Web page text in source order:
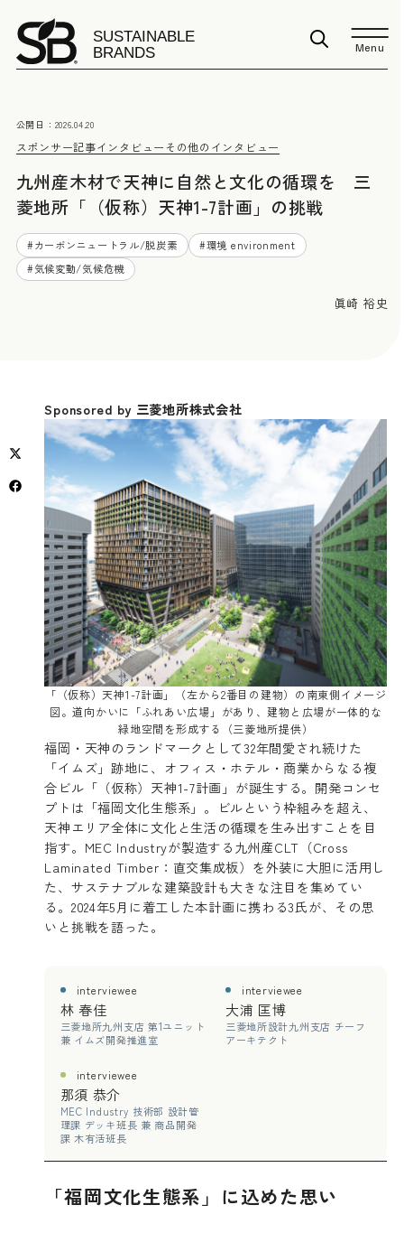
Menu
スポンサー記事インタビュー その他のインタビュー
公開日： 2026.04.20
九州産木材で天神に自然と文化の循環を 三
菱地所「（仮称）天神1-7計画」の挑戦
#カーボンニュートラル/脱炭素 #環境 environment
#気候変動/気候危機
眞崎 裕史
Sponsored by 三菱地所株式会社
「（仮称）天神1-7計画」（左から2番目の建物）の南東側イメージ
図。道向かいに「ふれあい広場」があり、建物と広場が一体的な
緑地空間を形成する（三菱地所提供）
福岡・天神のランドマークとして32年間愛され続けた
「イムズ」跡地に、オフィス・ホテル・商業からなる複
合ビル「（仮称）天神1-7計画」が誕生する。開発コンセ
プトは「福岡文化生態系」。ビルという枠組みを超え、
天神エリア全体に文化と生活の循環を生み出すことを目
指す。MEC Industryが製造する九州産CLT（Cross
Laminated Timber：直交集成板）を外装に大胆に活用し
た、サステナブルな建築設計も大きな注目を集めてい
る。2024年5月に着工した本計画に携わる3氏が、その思
いと挑戦を語った。
interviewee
林 春佳
三菱地所九州支店 第1ユニット
兼 イムズ開発推進室
interviewee
大浦 匡博
三菱地所設計九州支店 チーフ
アーキテクト
interviewee
那須 恭介
MEC Industry 技術部 設計管
理課 デッキ班長 兼 商品開発
課 木有活班長
「福岡文化生態系」に込めた思い